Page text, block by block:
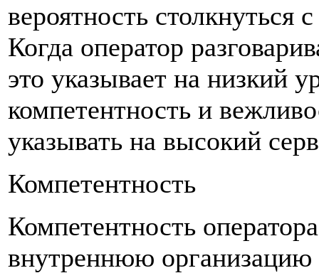
вероятность столкнуться
Когда оператор
это указывает на низкий
компетентность и
указывать на высокий
Компетентность
Компетентность
внутреннюю